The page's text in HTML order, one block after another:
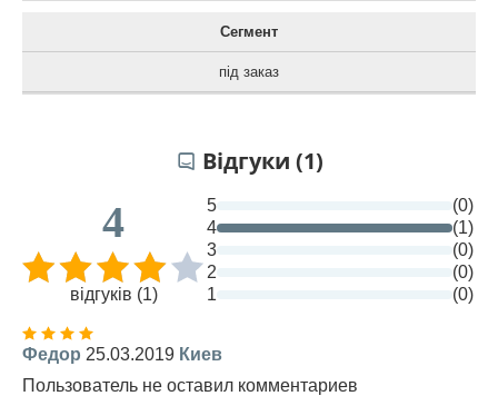
Сегмент
під заказ
Відгуки (1)
4
відгуків (1)
5
(0)
4
(1)
3
(0)
2
(0)
1
(0)
Федор 25.03.2019 Киев
Пользователь не оставил комментариев